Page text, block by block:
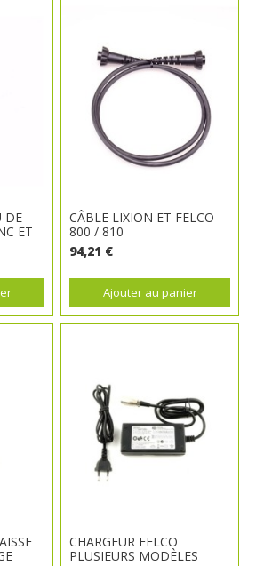
DE
ET
CÂBLE LIXION ET FELCO
800 / 810
94,21 €
Ajouter au panier
CHARGEUR FELCO
PLUSIEURS MODÈLES